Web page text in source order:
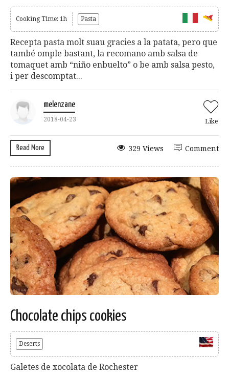
Cooking Time: 1h Pasta
Recepta pasta molt suau gracies a la patata, pero que
també omple bastant, la recomano amb salsa de
tomaquet amb “niño enbuelto” o be amb salsa pesto,
i per descomptat...
melenzane
2018-04-23 Like
Read More Comment
329 Views
Chocolate chips cookies
Deserts
Galetes de xocolata de Rochester